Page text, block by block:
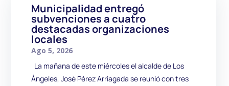
Municipalidad entregó
subvenciones a cuatro
destacadas organizaciones
locales
Ago 5, 2026
La mañana de este miércoles el alcalde de Los
Ángeles, José Pérez Arriagada se reunió con tres